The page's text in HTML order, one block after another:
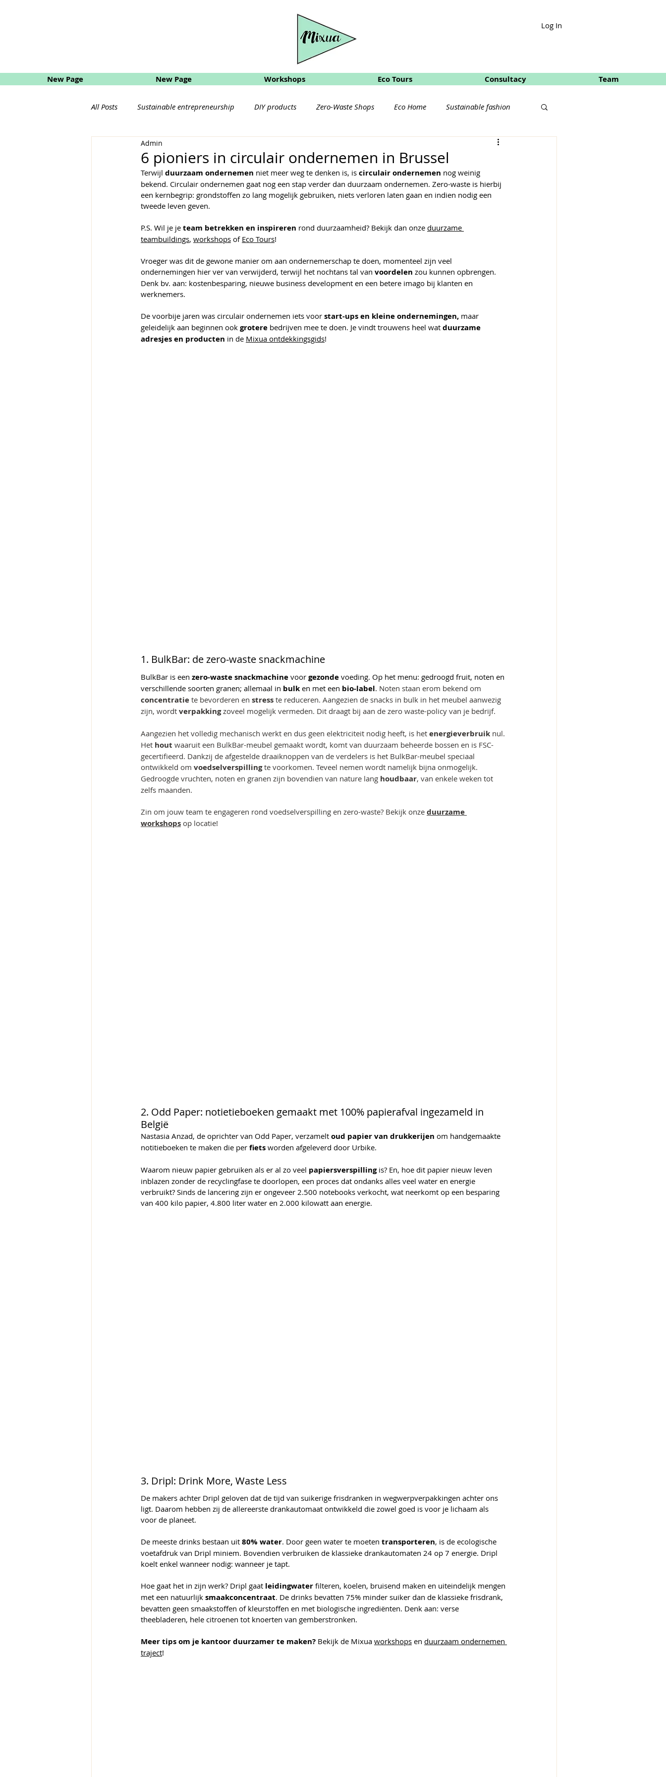
Log In
New Page New Page Workshops Eco Tours Consultacy Team
All Posts Sustainable entrepreneurship DIY products Zero-Waste Shops Eco Home Sustainable fashion
Eco Shopping
6 pioniers in circulair ondernemen in Brussel
Admin
Terwijl duurzaam ondernemen niet meer weg te denken is, is circulair ondernemen nog weinig
bekend. Circulair ondernemen gaat nog een stap verder dan duurzaam ondernemen. Zero-waste is hierbij
een kernbegrip: grondstoffen zo lang mogelijk gebruiken, niets verloren laten gaan en indien nodig een
tweede leven geven.
P.S. Wil je je team betrekken en inspireren rond duurzaamheid? Bekijk dan onze duurzame
teambuildings, workshops of Eco Tours!
Vroeger was dit de gewone manier om aan ondernemerschap te doen, momenteel zijn veel
ondernemingen hier ver van verwijderd, terwijl het nochtans tal van voordelen zou kunnen opbrengen.
Denk bv. aan: kostenbesparing, nieuwe business development en een betere imago bij klanten en
werknemers.
De voorbije jaren was circulair ondernemen iets voor start-ups en kleine ondernemingen, maar
geleidelijk aan beginnen ook grotere bedrijven mee te doen. Je vindt trouwens heel wat duurzame
adresjes en producten in de Mixua ontdekkingsgids!
1. BulkBar: de zero-waste snackmachine
BulkBar is een zero-waste snackmachine voor gezonde voeding. Op het menu: gedroogd fruit, noten en
verschillende soorten granen; allemaal in bulk en met een bio-label. Noten staan erom bekend om
concentratie te bevorderen en stress te reduceren. Aangezien de snacks in bulk in het meubel aanwezig
zijn, wordt verpakking zoveel mogelijk vermeden. Dit draagt bij aan de zero waste-policy van je bedrijf.
Aangezien het volledig mechanisch werkt en dus geen elektriciteit nodig heeft, is het energieverbruik nul.
Het hout waaruit een BulkBar-meubel gemaakt wordt, komt van duurzaam beheerde bossen en is FSC-
gecertifieerd. Dankzij de afgestelde draaiknoppen van de verdelers is het BulkBar-meubel speciaal
ontwikkeld om voedselverspilling te voorkomen. Teveel nemen wordt namelijk bijna onmogelijk.
Gedroogde vruchten, noten en granen zijn bovendien van nature lang houdbaar, van enkele weken tot
zelfs maanden.
Zin om jouw team te engageren rond voedselverspilling en zero-waste? Bekijk onze duurzame
workshops op locatie!
2. Odd Paper: notietieboeken gemaakt met 100% papierafval ingezameld in
België
Nastasia Anzad, de oprichter van Odd Paper, verzamelt oud papier van drukkerijen om handgemaakte
notitieboeken te maken die per fiets worden afgeleverd door Urbike.
Waarom nieuw papier gebruiken als er al zo veel papiersverspilling is? En, hoe dit papier nieuw leven
inblazen zonder de recyclingfase te doorlopen, een proces dat ondanks alles veel water en energie
verbruikt? Sinds de lancering zijn er ongeveer 2.500 notebooks verkocht, wat neerkomt op een besparing
van 400 kilo papier, 4.800 liter water en 2.000 kilowatt aan energie.
3. Dripl: Drink More, Waste Less
De makers achter Dripl geloven dat de tijd van suikerige frisdranken in wegwerpverpakkingen achter ons
ligt. Daarom hebben zij de allereerste drankautomaat ontwikkeld die zowel goed is voor je lichaam als
voor de planeet.
De meeste drinks bestaan uit 80% water. Door geen water te moeten transporteren, is de ecologische
voetafdruk van Dripl miniem. Bovendien verbruiken de klassieke drankautomaten 24 op 7 energie. Dripl
koelt enkel wanneer nodig: wanneer je tapt.
Hoe gaat het in zijn werk? Dripl gaat leidingwater filteren, koelen, bruisend maken en uiteindelijk mengen
met een natuurlijk smaakconcentraat. De drinks bevatten 75% minder suiker dan de klassieke frisdrank,
bevatten geen smaakstoffen of kleurstoffen en met biologische ingrediënten. Denk aan: verse
theebladeren, hele citroenen tot knoerten van gemberstronken.
Meer tips om je kantoor duurzamer te maken? Bekijk de Mixua workshops en duurzaam ondernemen
traject!